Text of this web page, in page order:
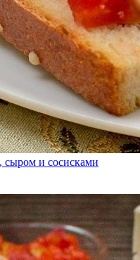
сыром и сосисками